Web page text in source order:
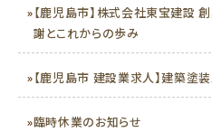
»【鹿児島市】株式会社東宝建設
謝とこれからの歩み
»【鹿児島市 建設業求人】建築塗
»臨時休業のお知らせ